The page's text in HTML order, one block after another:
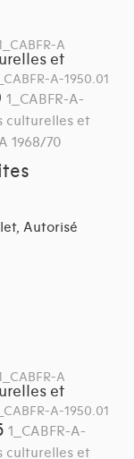
A
et
A-1950.01
1_CABFR-A-
culturelles et
1968/70
Autorisé
A
et
A-1950.01
1_CABFR-A-
culturelles et